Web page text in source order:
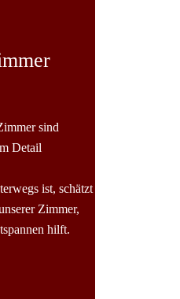
sind
Detail
ist, schätzt
Zimmer,
hilft.